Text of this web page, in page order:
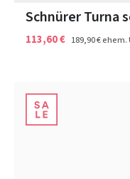
Schnürer Turna
113,60 € 189,90 €ehem.